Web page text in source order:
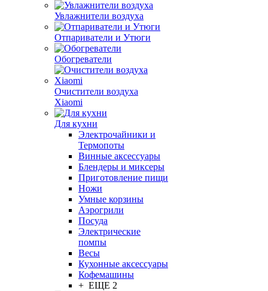
Увлажнители воздуха
Отпариватели и Утюги
Обогреватели
Очистители воздуха
Xiaomi
Для кухни
Электрочайники и
Термопоты
Винные аксессуары
Блендеры и миксеры
Приготовление пищи
Ножи
Умные корзины
Аэрогрили
Посуда
Электрические
помпы
Весы
Кухонные аксессуары
Кофемашины
+ ЕЩЕ 2